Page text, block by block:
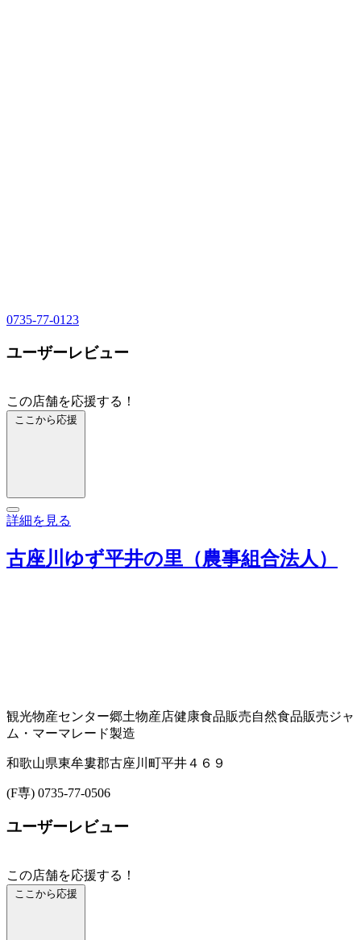
0735-77-0123
ユーザーレビュー
この店舗を応援する！
ここから応援
詳細を見る
古座川ゆず平井の里（農事組合法人）
観光物産センター郷土物産店健康食品販売自然食品販売ジャ
ム・マーマレード製造
和歌山県東牟婁郡古座川町平井４６９
(F専) 0735-77-0506
ユーザーレビュー
この店舗を応援する！
ここから応援